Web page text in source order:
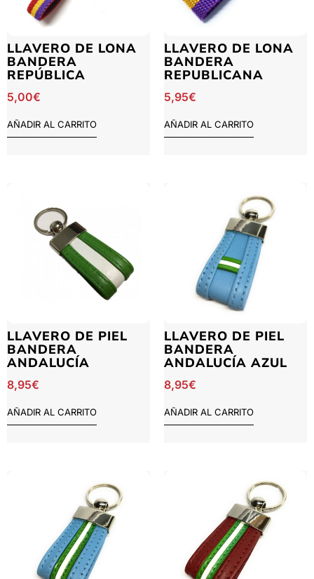
LLAVERO DE LONA
BANDERA
REPÚBLICA
5,00€
AÑADIR AL CARRITO
LLAVERO DE LONA
BANDERA
REPUBLICANA
5,95€
AÑADIR AL CARRITO
LLAVERO DE PIEL
BANDERA
ANDALUCÍA
8,95€
AÑADIR AL CARRITO
LLAVERO DE PIEL
BANDERA
ANDALUCÍA AZUL
8,95€
AÑADIR AL CARRITO